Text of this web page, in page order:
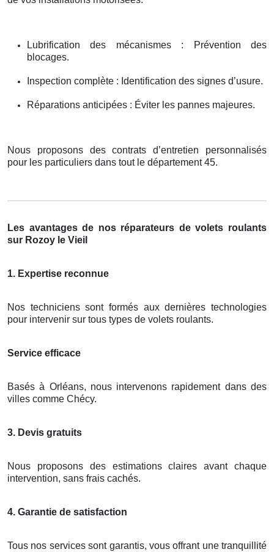
Lubrification des mécanismes : Prévention des
blocages.
Inspection complète : Identification des signes d’usure.
Réparations anticipées : Éviter les pannes majeures.
Nous proposons des contrats d’entretien personnalisés
pour les particuliers dans tout le département 45.
Les avantages de nos réparateurs de volets roulants
sur Rozoy le Vieil
1. Expertise reconnue
Nos techniciens sont formés aux dernières technologies
pour intervenir sur tous types de volets roulants.
Service efficace
Basés à Orléans, nous intervenons rapidement dans des
villes comme Chécy.
3. Devis gratuits
Nous proposons des estimations claires avant chaque
intervention, sans frais cachés.
4. Garantie de satisfaction
Tous nos services sont garantis, vous offrant une tranquillité